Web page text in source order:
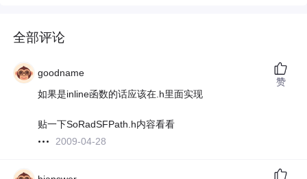
全部评论
goodname
如果是inline函数的话应该在.h里面实现
贴一下SoRadSFPath.h内容看看
2009-04-28
赞